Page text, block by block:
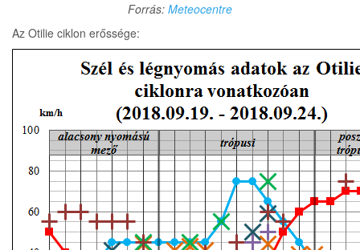
Forrás: Meteocentre
Az Otilie ciklon erőssége: